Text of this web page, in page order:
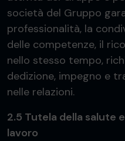
società del Gruppo
professionalità, la
delle competenze, il
nello stesso tempo,
dedizione, impegno e
nelle relazioni.
2.5 Tutela della salute
lavoro